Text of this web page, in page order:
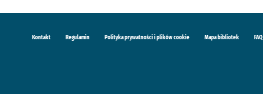
Kontakt Regulamin Polityka prywatności i plików cookie Mapa bibliotek FAQ